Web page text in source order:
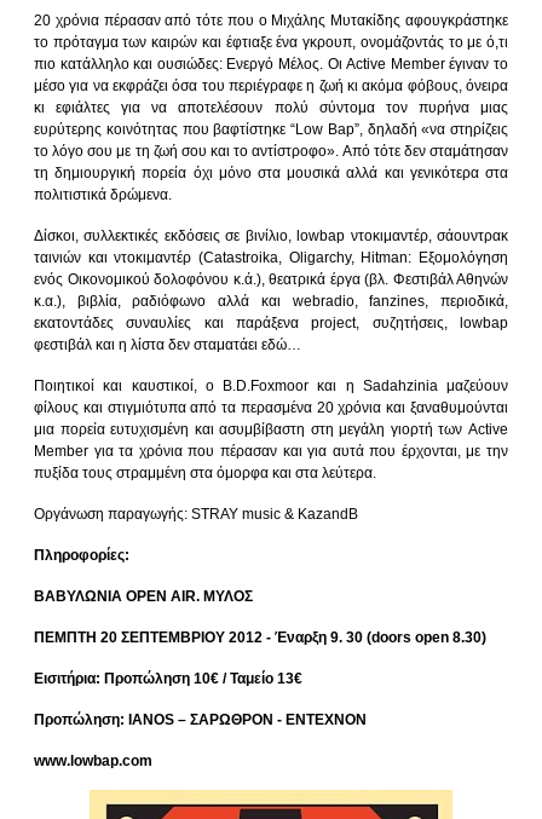
20 χρόνια πέρασαν από τότε που ο Μιχάλης Μυτακίδης αφουγκράστηκε
το πρόταγμα των καιρών και έφτιαξε ένα γκρουπ, ονομάζοντάς το με ό,τι
πιο κατάλληλο και ουσιώδες: Ενεργό Μέλος. Οι Active Member έγιναν το
μέσο για να εκφράζει όσα του περιέγραφε η ζωή κι ακόμα φόβους, όνειρα
κι εφιάλτες για να αποτελέσουν πολύ σύντομα τον πυρήνα μιας
ευρύτερης κοινότητας που βαφτίστηκε “Low Bap”, δηλαδή «να στηρίζεις
το λόγο σου με τη ζωή σου και το αντίστροφο». Από τότε δεν σταμάτησαν
τη δημιουργική πορεία όχι μόνο στα μουσικά αλλά και γενικότερα στα
πολιτιστικά δρώμενα.
Δίσκοι, συλλεκτικές εκδόσεις σε βινίλιο, lowbap ντοκιμαντέρ, σάουντρακ
ταινιών και ντοκιμαντέρ (Catastroika, Oligarchy, Hitman: Εξομολόγηση
ενός Οικονομικού δολοφόνου κ.ά.), θεατρικά έργα (βλ. Φεστιβάλ Αθηνών
κ.α.), βιβλία, ραδιόφωνο αλλά και webradio, fanzines, περιοδικά,
εκατοντάδες συναυλίες και παράξενα project, συζητήσεις, lowbap
φεστιβάλ και η λίστα δεν σταματάει εδώ…
Ποιητικοί και καυστικοί, ο B.D.Foxmoor και η Sadahzinia μαζεύουν
φίλους και στιγμιότυπα από τα περασμένα 20 χρόνια και ξαναθυμούνται
μια πορεία ευτυχισμένη και ασυμβίβαστη στη μεγάλη γιορτή των Active
Member για τα χρόνια που πέρασαν και για αυτά που έρχονται, με την
πυξίδα τους στραμμένη στα όμορφα και στα λεύτερα.
Οργάνωση παραγωγής: STRAY music & KazandB
Πληροφορίες:
ΒΑΒΥΛΩΝΙΑ OPEN AIR. ΜΥΛΟΣ
ΠΕΜΠΤΗ 20 ΣΕΠΤΕΜΒΡΙΟΥ 2012 - Έναρξη 9. 30 (doors open 8.30)
Εισιτήρια: Προπώληση 10€ / Ταμείο 13€
Προπώληση: IANOS – ΣΑΡΩΘΡΟΝ - ΕΝΤΕΧΝΟΝ
www.lowbap.com